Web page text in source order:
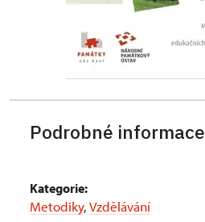
Podrobné informace
Kategorie:
Metodiky,Vzdělávání